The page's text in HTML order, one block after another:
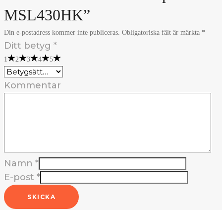
MSL430HK”
Din e-postadress kommer inte publiceras. Obligatoriska fält är märkta *
Ditt betyg *
1 2 3 4 5
Kommentar
Namn *
E-post *
SKICKA